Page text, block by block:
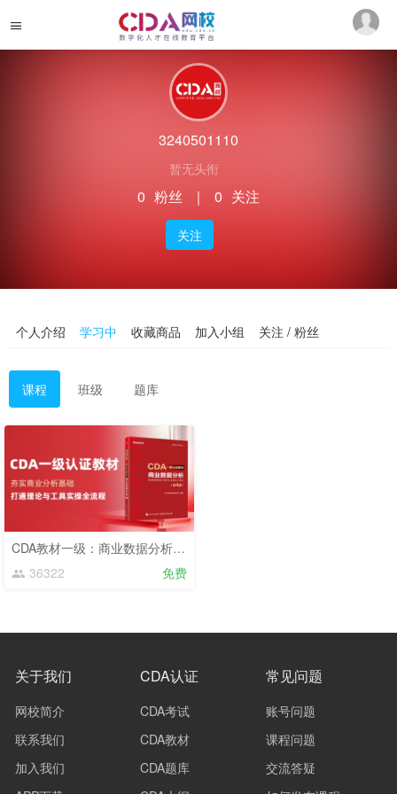
3240501110
暂无头衔
0 粉丝 ｜ 0 关注
关注
个人介绍 学习中 收藏商品 加入小组 关注 / 粉丝
课程 班级 题库
CDA教材一级：商业数据分析（2025版大纲）
36322
免费
关于我们
网校简介
联系我们
加入我们
CDA认证
CDA考试
CDA教材
CDA题库
常见问题
账号问题
课程问题
交流答疑